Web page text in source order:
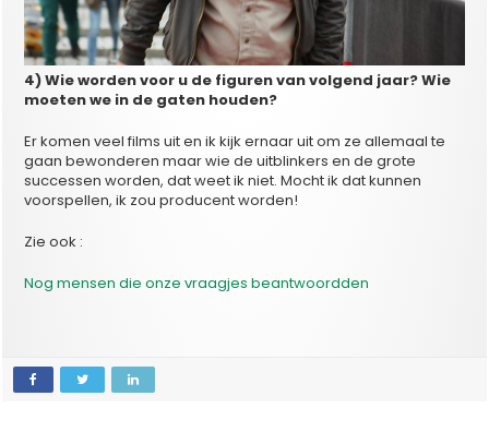
4) Wie worden voor u de figuren van volgend jaar? Wie
moeten we in de gaten houden?
Er komen veel films uit en ik kijk ernaar uit om ze allemaal te
gaan bewonderen maar wie de uitblinkers en de grote
successen worden, dat weet ik niet. Mocht ik dat kunnen
voorspellen, ik zou producent worden!
Zie ook :
Nog mensen die onze vraagjes beantwoordden